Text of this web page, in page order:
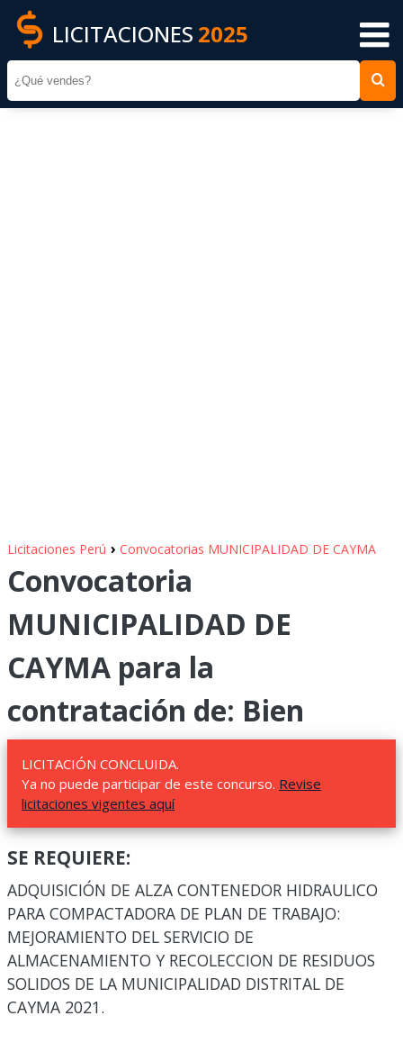
LICITACIONES 2025
Licitaciones Perú › Convocatorias MUNICIPALIDAD DE CAYMA
Convocatoria
MUNICIPALIDAD DE
CAYMA para la
contratación de: Bien
LICITACIÓN CONCLUIDA.
Ya no puede participar de este concurso. Revise
licitaciones vigentes aquí
SE REQUIERE:
ADQUISICIÓN DE ALZA CONTENEDOR HIDRAULICO
PARA COMPACTADORA DE PLAN DE TRABAJO:
MEJORAMIENTO DEL SERVICIO DE
ALMACENAMIENTO Y RECOLECCION DE RESIDUOS
SOLIDOS DE LA MUNICIPALIDAD DISTRITAL DE
CAYMA 2021.